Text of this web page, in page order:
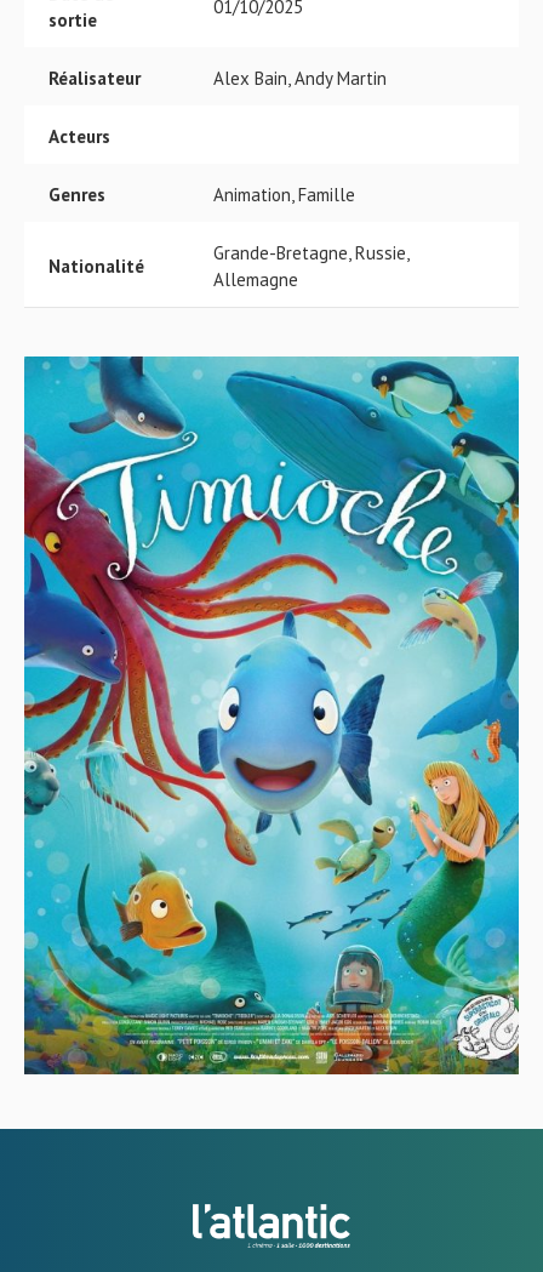
sortie
01/10/2025
Réalisateur Alex Bain, Andy Martin
Acteurs
Genres Animation, Famille
Nationalité
Grande-Bretagne, Russie,
Allemagne